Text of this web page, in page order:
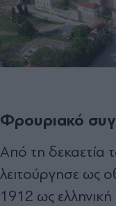
Φρουριακό
Από τη δεκαετία
λειτούργησε ως
1912 ως